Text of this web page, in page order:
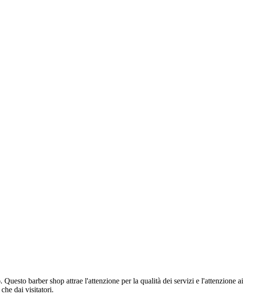
barber shop attrae l'attenzione per la qualità dei servizi e l'attenzione ai
dai visitatori.